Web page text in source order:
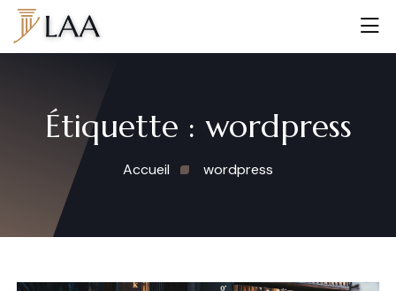
Étiquette : wordpress
Accueil wordpress